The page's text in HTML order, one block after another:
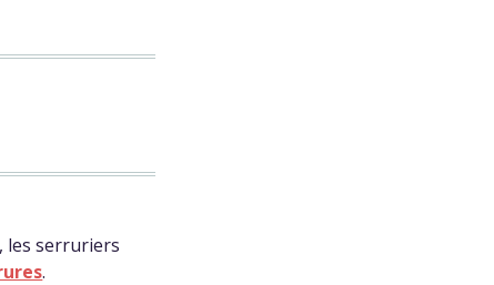
les serruriers
.